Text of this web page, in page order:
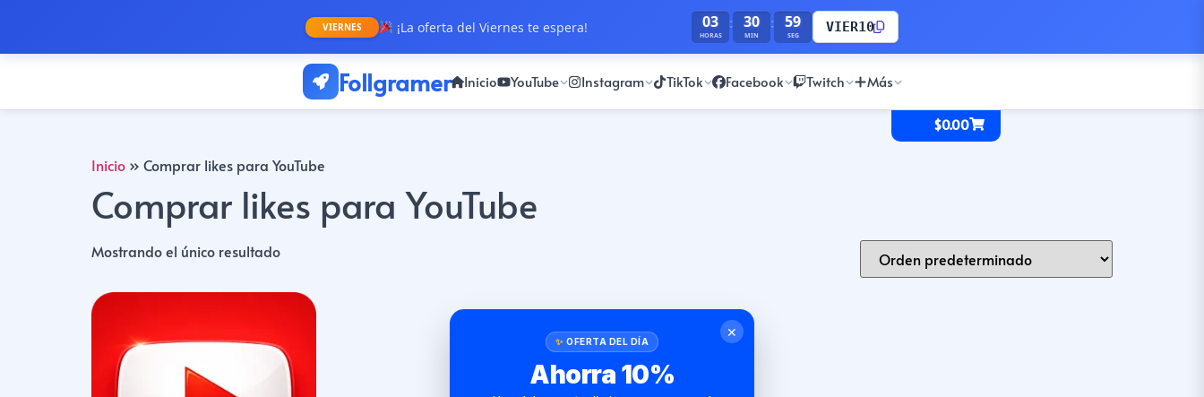
VIERNES ¡La oferta del Viernes te espera! 03
HORAS
: 30
MIN
: 59
SEG
VIER10
Follgramer Inicio YouTube Instagram TikTok Facebook Twitch Más
$0.00
Inicio » Comprar likes para YouTube
Comprar likes para YouTube
Mostrando el único resultado
✕
OFERTA DEL DÍA
Ahorra 10%